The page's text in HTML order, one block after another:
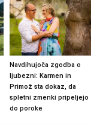
Navdihujoča zgodba o
ljubezni: Karmen in
Primož sta dokaz, da
spletni zmenki pripeljejo
do poroke